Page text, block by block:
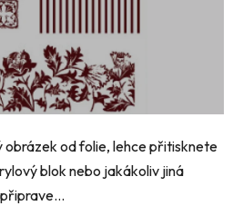
obrázek od folie, lehce přitisknete
blok nebo jakákoliv jiná